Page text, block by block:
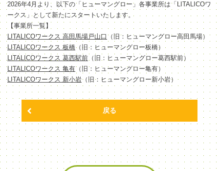
2026年4月より、以下の「ヒューマングロー」各事業所は「LITALICOワ
ークス」として新たにスタートいたします。
【事業所一覧】
LITALICOワークス 高田馬場戸山口 （旧：ヒューマングロー高田馬場）
LITALICOワークス 板橋（旧：ヒューマングロー板橋）
LITALICOワークス 葛西駅前 （旧：ヒューマングロー葛西駅前）
LITALICOワークス 亀有（旧：ヒューマングロー亀有）
LITALICOワークス 新小岩（旧：ヒューマングロー新小岩）
戻る